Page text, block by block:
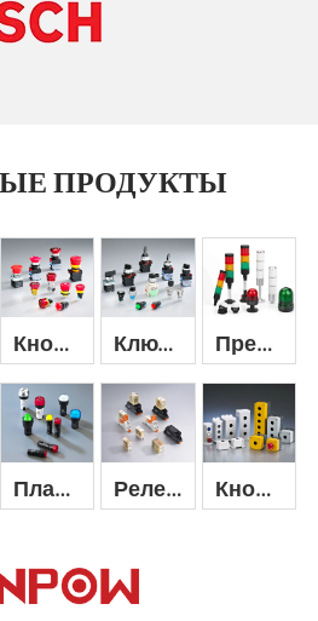
ПРОДУКТЫ
Кнопка аварийной остановки Ключ и селекторный переключатель Предупреждающий сигнал
Пластиковый индикатор Реле и переключатель промышленного управления Кнопочный переключатель